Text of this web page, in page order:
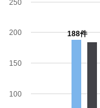
188件
100
150
200
250